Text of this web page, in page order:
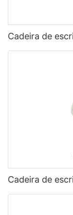
Cadeira de
Cadeira de